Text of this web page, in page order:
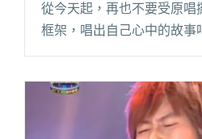
從今天起，再也不要受原唱
框架，唱出自己心中的故事
喜，不過，你到底想告訴聽
畫家。雖然畫作的輪廓都
何唱好一首歌？你需要想像